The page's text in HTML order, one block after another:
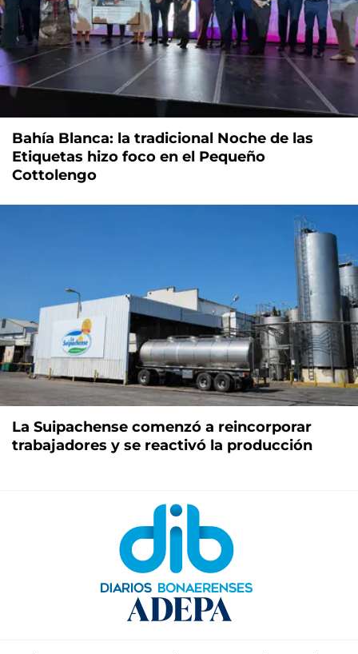
Bahía Blanca: la tradicional Noche de las
Etiquetas hizo foco en el Pequeño
Cottolengo
La Suipachense comenzó a reincorporar
trabajadores y se reactivó la producción